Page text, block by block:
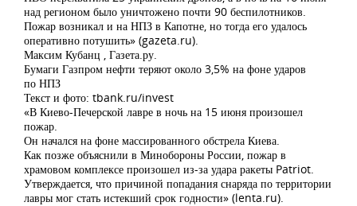
над регионом было уничтожено почти 90 беспилотников.
Пожар возникал и на НПЗ в Капотне, но тогда его удалось
оперативно потушить» (gazeta.ru).
Максим Кубанц , Газета.ру.
Бумаги Газпром нефти теряют около 3,5% на фоне ударов
по НПЗ
Текст и фото: tbank.ru/invest
«В Киево-Печерской лавре в ночь на 15 июня произошел
пожар.
Он начался на фоне массированного обстрела Киева.
Как позже объяснили в Минобороны России, пожар в
храмовом комплексе произошел из-за удара ракеты Patriot.
Утверждается, что причиной попадания снаряда по территории
лавры мог стать истекший срок годности» (lenta.ru).